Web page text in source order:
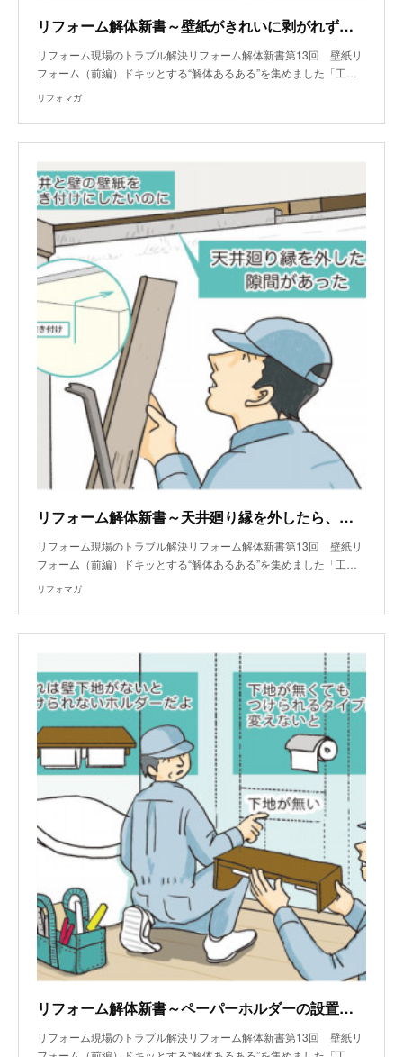
リフォーム解体新書～壁紙がきれいに剥がれず、細かくちぎれてしまう
リフォーム現場のトラブル解決リフォーム解体新書第13回 壁紙リ
フォーム（前編）ドキッとする“解体あるある”を集めました「工…
リフォマガ
リフォーム解体新書～天井廻り縁を外したら、大きな隙間があった
リフォーム現場のトラブル解決リフォーム解体新書第13回 壁紙リ
フォーム（前編）ドキッとする“解体あるある”を集めました「工…
リフォマガ
リフォーム解体新書～ペーパーホルダーの設置に必要な壁下地がなかった
リフォーム現場のトラブル解決リフォーム解体新書第13回 壁紙リ